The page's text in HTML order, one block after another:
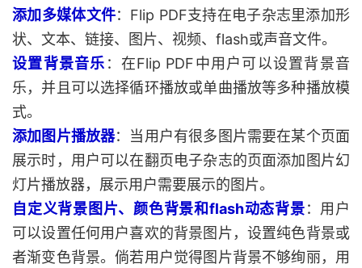
添加多媒体文件：Flip PDF支持在电子杂志里添加形
状、文本、链接、图片、视频、flash或声音文件。
设置背景音乐 ：在Flip PDF中用户可以设置背景音
乐，并且可以选择循环播放或单曲播放等多种播放模
式。
添加图片播放器：当用户有很多图片需要在某个页面
展示时，用户可以在翻页电子杂志的页面添加图片幻
灯片播放器，展示用户需要展示的图片。
自定义背景图片、颜色背景和flash动态背景：用户
可以设置任何用户喜欢的背景图片，设置纯色背景或
者渐变色背景。倘若用户觉得图片背景不够绚丽，用